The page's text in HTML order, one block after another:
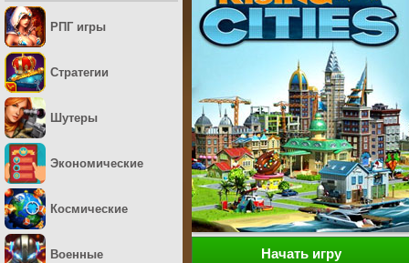
Начать игру
РПГ игры
Стратегии
Шутеры
Экономические
Космические
Военные